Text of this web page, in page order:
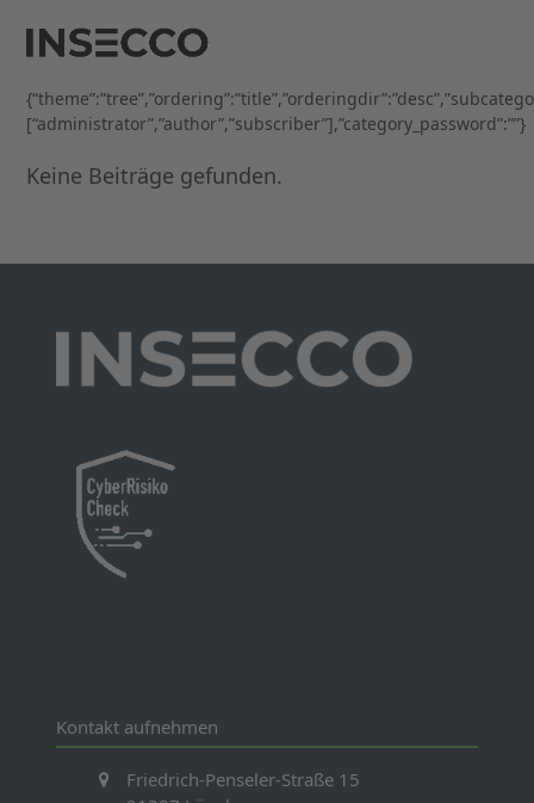
content
mobile
menu
mobile
menu
[“administrator”,”author”,”subscriber”],”category_password”:””}
Keine Beiträge gefunden.
Kontakt aufnehmen
Friedrich-Penseler-Straße 15